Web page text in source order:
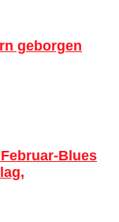
geborgen
Blues